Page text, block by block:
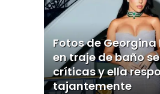
Fotos de Georgina
en traje de baño
críticas y ella
tajantemente